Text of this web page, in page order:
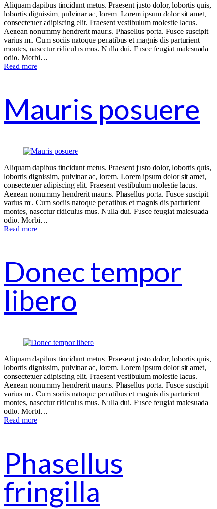
Aliquam dapibus tincidunt metus. Praesent justo dolor, lobortis quis,
lobortis dignissim, pulvinar ac, lorem. Lorem ipsum dolor sit amet,
consectetuer adipiscing elit. Praesent vestibulum molestie lacus.
Aenean nonummy hendrerit mauris. Phasellus porta. Fusce suscipit
varius mi. Cum sociis natoque penatibus et magnis dis parturient
montes, nascetur ridiculus mus. Nulla dui. Fusce feugiat malesuada
odio. Morbi…
Read more
Mauris posuere
Aliquam dapibus tincidunt metus. Praesent justo dolor, lobortis quis,
lobortis dignissim, pulvinar ac, lorem. Lorem ipsum dolor sit amet,
consectetuer adipiscing elit. Praesent vestibulum molestie lacus.
Aenean nonummy hendrerit mauris. Phasellus porta. Fusce suscipit
varius mi. Cum sociis natoque penatibus et magnis dis parturient
montes, nascetur ridiculus mus. Nulla dui. Fusce feugiat malesuada
odio. Morbi…
Read more
Donec tempor
libero
Aliquam dapibus tincidunt metus. Praesent justo dolor, lobortis quis,
lobortis dignissim, pulvinar ac, lorem. Lorem ipsum dolor sit amet,
consectetuer adipiscing elit. Praesent vestibulum molestie lacus.
Aenean nonummy hendrerit mauris. Phasellus porta. Fusce suscipit
varius mi. Cum sociis natoque penatibus et magnis dis parturient
montes, nascetur ridiculus mus. Nulla dui. Fusce feugiat malesuada
odio. Morbi…
Read more
Phasellus
fringilla